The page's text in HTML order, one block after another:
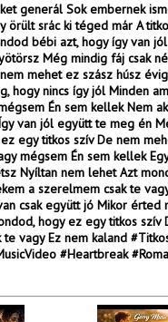
generál Sok embernek
örült srác ki téged már A
bébi azt, hogy így van
Még mindig fáj csak
mehet ez szász húsz
hogy nincs így jól Minden
Én sem kellek Nem
van jól együtt te meg én
egy titkos szív De nem
mégsem Én sem kellek
Nyíltan nem lehet Azt
a szerelmem csak te
csak együtt jó Mikor érted
hogy ez egy titkos szív
vagy Ez nem kaland
#Heartbreak